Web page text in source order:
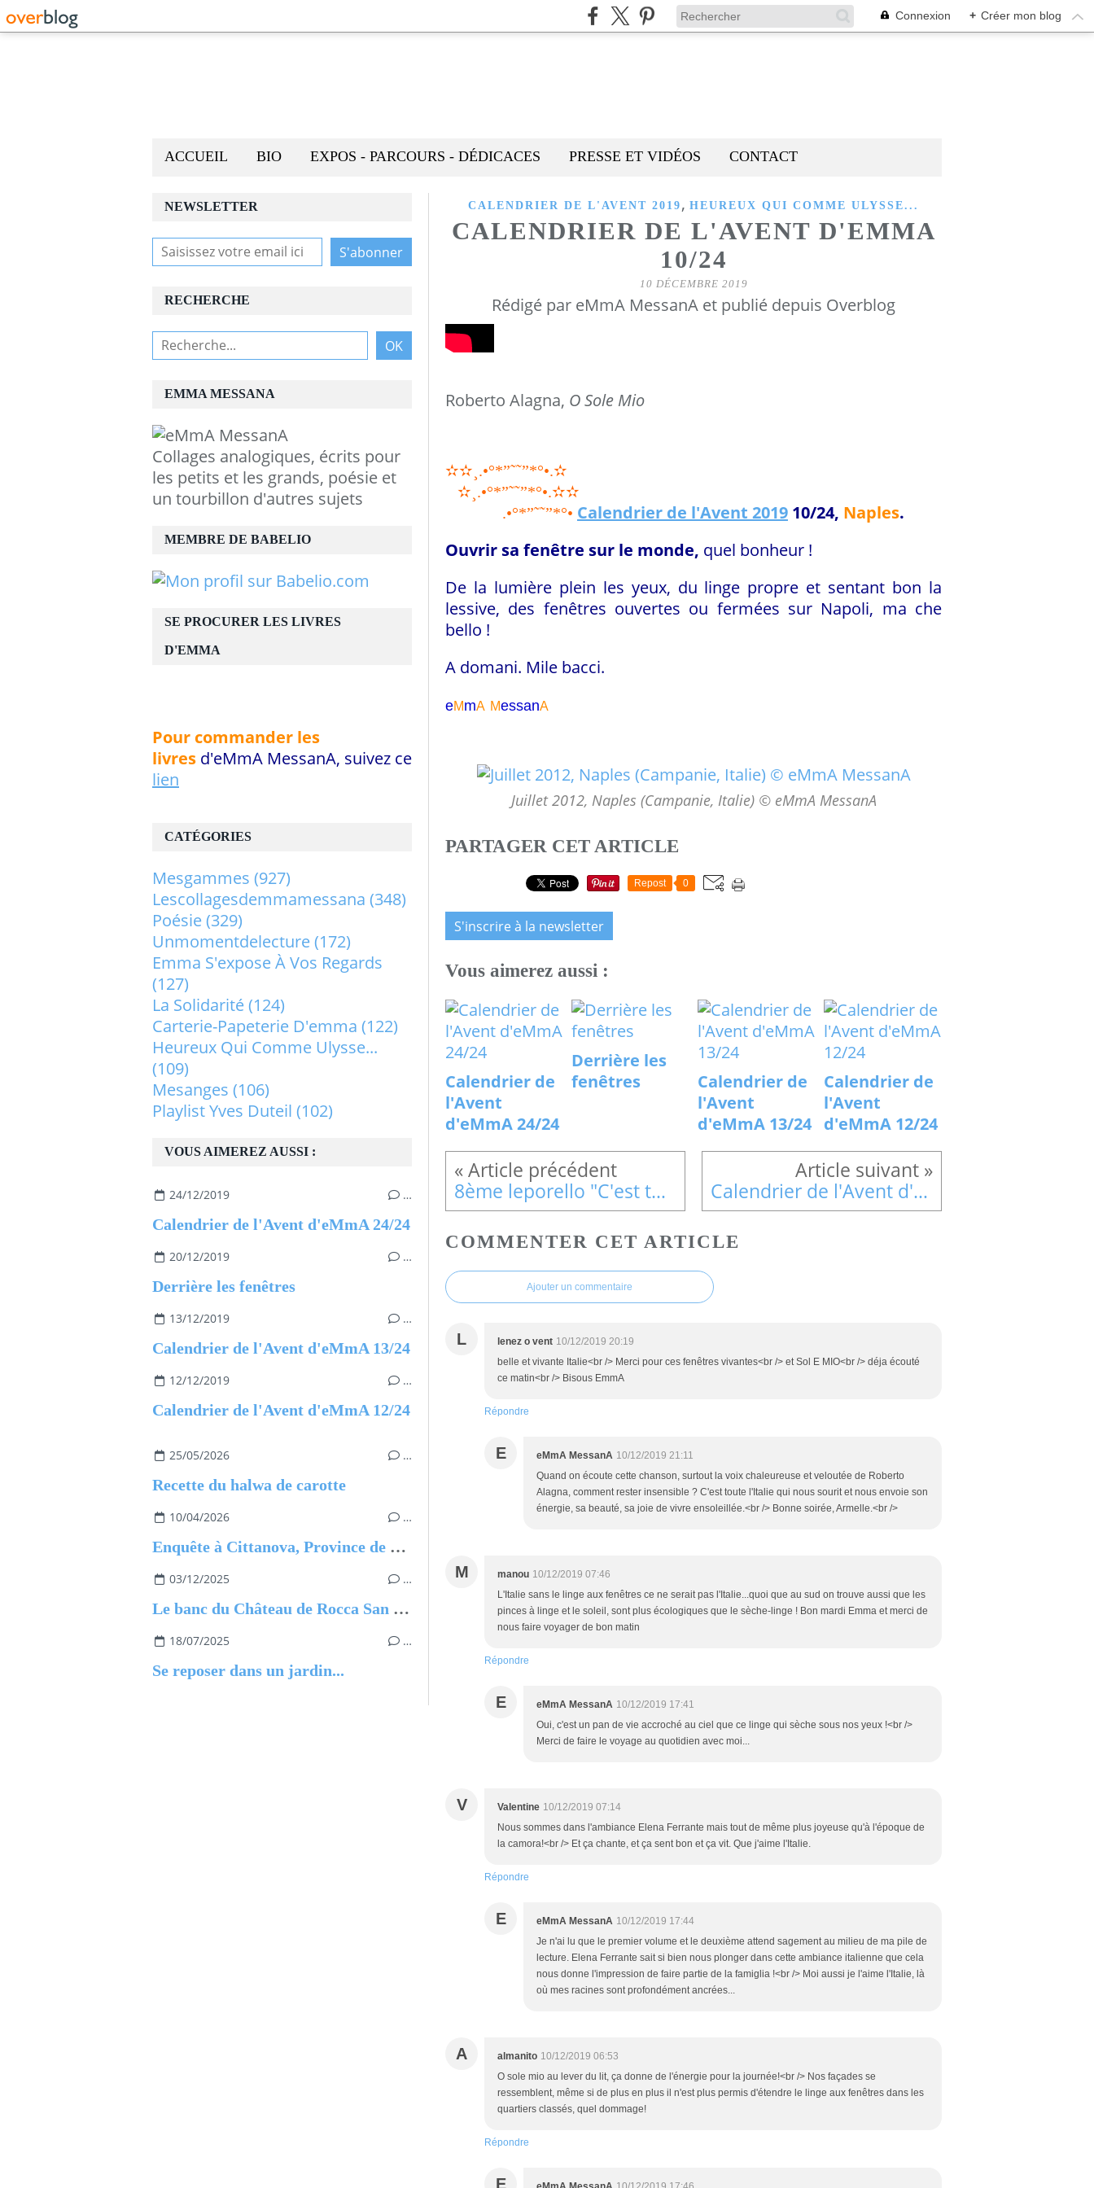
Connexion + Créer mon blog
ACCUEIL BIO EXPOS - PARCOURS - DÉDICACES PRESSE ET VIDÉOS CONTACT
CALENDRIER DE L'AVENT 2019 , HEUREUX QUI COMME ULYSSE...
CALENDRIER DE L'AVENT D'EMMA
10/24
10 DÉCEMBRE 2019
Rédigé par eMmA MessanA et publié depuis Overblog
Roberto Alagna, O Sole Mio
✫✫ ¸.•°*”˜˜”*°•.✫
✫ ¸.•°*”˜˜”*°•.✫✫
.•°*”˜˜”*°• Calendrier de l'Avent 2019 10/24, Naples.
Ouvrir sa fenêtre sur le monde, quel bonheur !
De la lumière plein les yeux, du linge propre et sentant bon la
lessive, des fenêtres ouvertes ou fermées sur Napoli, ma che
bello !
A domani. Mile bacci.
eMmA MessanA
Juillet 2012, Naples (Campanie, Italie) © eMmA MessanA
PARTAGER CET ARTICLE
Repost 0
S'inscrire à la newsletter
Vous aimerez aussi :
Calendrier de
l'Avent
d'eMmA 24/24
Derrière les
fenêtres
Calendrier de
l'Avent
d'eMmA 13/24
Calendrier de
l'Avent
d'eMmA 12/24
8ème leporello "C'est toi qui racontes" Calendrier de l'Avent d'eMmA 11/24
COMMENTER CET ARTICLE
Ajouter un commentaire
L lenez o vent 10/12/2019 20:19
belle et vivante Italie<br /> Merci pour ces fenêtres vivantes<br /> et Sol E MIO<br /> déja écouté
ce matin<br /> Bisous EmmA
Répondre
E eMmA MessanA 10/12/2019 21:11
Quand on écoute cette chanson, surtout la voix chaleureuse et veloutée de Roberto
Alagna, comment rester insensible ? C'est toute l'Italie qui nous sourit et nous envoie son
énergie, sa beauté, sa joie de vivre ensoleillée.<br /> Bonne soirée, Armelle.<br />
M manou 10/12/2019 07:46
L'Italie sans le linge aux fenêtres ce ne serait pas l'Italie...quoi que au sud on trouve aussi que les
pinces à linge et le soleil, sont plus écologiques que le sèche-linge ! Bon mardi Emma et merci de
nous faire voyager de bon matin
Répondre
E eMmA MessanA 10/12/2019 17:41
Oui, c'est un pan de vie accroché au ciel que ce linge qui sèche sous nos yeux !<br />
Merci de faire le voyage au quotidien avec moi...
V Valentine 10/12/2019 07:14
Nous sommes dans l'ambiance Elena Ferrante mais tout de même plus joyeuse qu'à l'époque de
la camora!<br /> Et ça chante, et ça sent bon et ça vit. Que j'aime l'Italie.
Répondre
E eMmA MessanA 10/12/2019 17:44
Je n'ai lu que le premier volume et le deuxième attend sagement au milieu de ma pile de
lecture. Elena Ferrante sait si bien nous plonger dans cette ambiance italienne que cela
nous donne l'impression de faire partie de la famiglia !<br /> Moi aussi je l'aime l'Italie, là
où mes racines sont profondément ancrées...
A almanito 10/12/2019 06:53
O sole mio au lever du lit, ça donne de l'énergie pour la journée!<br /> Nos façades se
ressemblent, même si de plus en plus il n'est plus permis d'étendre le linge aux fenêtres dans les
quartiers classés, quel dommage!
Répondre
E
NEWSLETTER
RECHERCHE
EMMA MESSANA
Collages analogiques, écrits pour
les petits et les grands, poésie et
un tourbillon d'autres sujets
VOUS AIMEREZ AUSSI :
24/12/2019 …
Calendrier de l'Avent d'eMmA 24/24
20/12/2019 …
Derrière les fenêtres
13/12/2019 …
Calendrier de l'Avent d'eMmA 13/24
12/12/2019 …
Calendrier de l'Avent d'eMmA 12/24
25/05/2026 …
Recette du halwa de carotte
10/04/2026 …
Enquête à Cittanova, Province de Reggio de Calabre
03/12/2025 …
Le banc du Château de Rocca San Felice
18/07/2025 …
Se reposer dans un jardin...
CATÉGORIES
Mesgammes (927)
Lescollagesdemmamessana (348)
Poésie(329)
Unmomentdelecture(172)
Emma S'expose À Vos Regards
(127)
La Solidarité(124)
Carterie-Papeterie D'emma (122)
Heureux Qui Comme Ulysse...
(109)
Mesanges (106)
Playlist Yves Duteil (102)
MEMBRE DE BABELIO
SE PROCURER LES LIVRES
D'EMMA
Pour commander les
livres d'eMmA MessanA, suivez ce
lien